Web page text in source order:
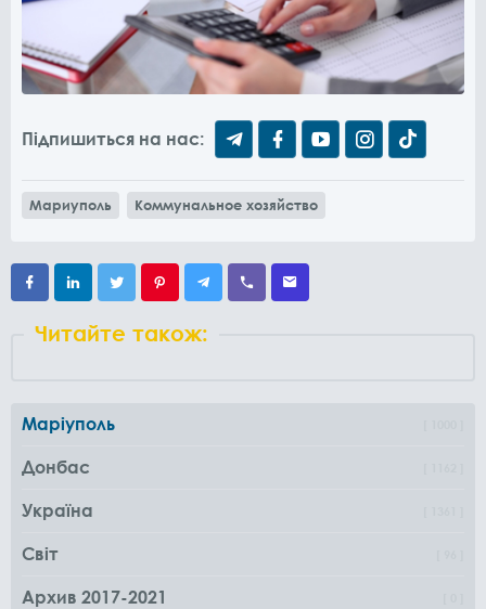
Підпишиться на нас:
Мариуполь Коммунальное хозяйство
Читайте також:
Маріуполь
Донбас
Україна
Світ
Архив 2017-2021